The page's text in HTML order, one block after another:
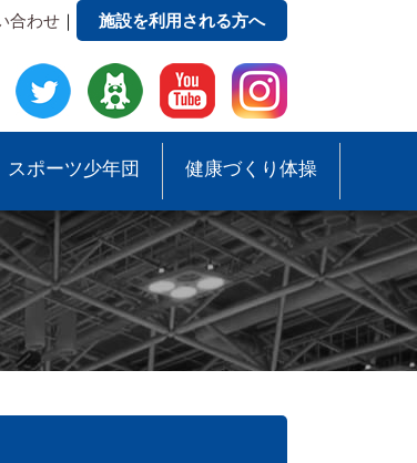
合わせ ｜ 施設を利用される方へ
スポーツ少年団 健康づくり体操